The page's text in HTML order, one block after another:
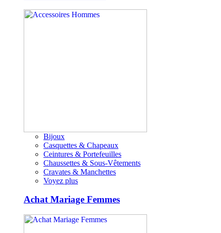
Bijoux
Casquettes & Chapeaux
Ceintures & Portefeuilles
Chaussettes & Sous-Vêtements
Cravates & Manchettes
Voyez plus
Achat Mariage Femmes